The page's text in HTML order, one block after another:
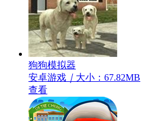
狗狗模拟器
安卓游戏 ｜ 大小：67.82MB
查看